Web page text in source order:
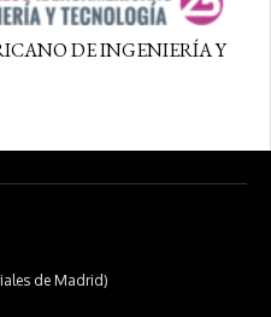
DE INGENIERÍA Y
de Madrid)